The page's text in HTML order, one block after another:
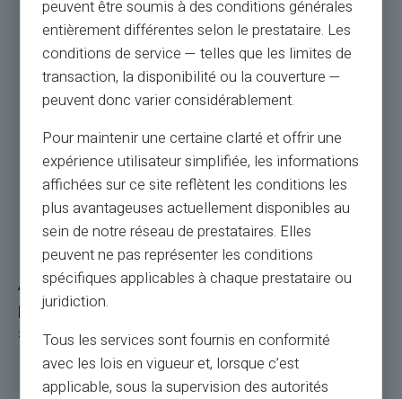
Afin de bénéficier des avantages liés aux cartes
prépayées dans votre entreprise, il convient de
suivre quelques étapes-clés :
Choisir le bon prestataire :choisissez Card
peuvent être soumis à des conditions générales
entièrement différentes selon le prestataire. Les
conditions de service — telles que les limites de
transaction, la disponibilité ou la couverture —
peuvent donc varier considérablement.
Pour maintenir une certaine clarté et offrir une
expérience utilisateur simplifiée, les informations
affichées sur ce site reflètent les conditions les
plus avantageuses actuellement disponibles au
sein de notre réseau de prestataires. Elles
peuvent ne pas représenter les conditions
spécifiques applicables à chaque prestataire ou
juridiction.
Tous les services sont fournis en conformité
avec les lois en vigueur et, lorsque c’est
applicable, sous la supervision des autorités